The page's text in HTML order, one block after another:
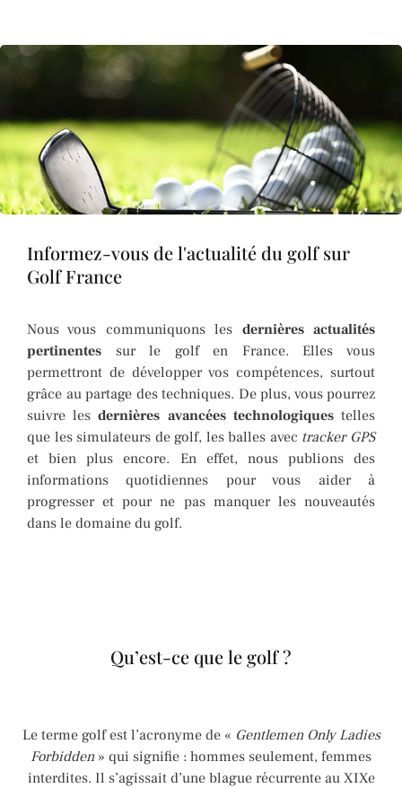
Informez-vous de l'actualité du golf sur
Golf France
Nous vous communiquons les dernières actualités
pertinentes sur le golf en France. Elles vous
permettront de développer vos compétences, surtout
grâce au partage des techniques. De plus, vous pourrez
suivre lesdernières avancées technologiquestelles
que les simulateurs de golf, les balles avec tracker GPS
et bien plus encore. En effet, nous publions des
informations quotidiennes pour vous aider à
progresser et pour ne pas manquer les nouveautés
dans le domaine du golf.
Qu’est-ce que le golf ?
Le terme golf est l’acronyme de « Gentlemen Only Ladies
Forbidden» qui signifie : hommes seulement, femmes
interdites. Il s’agissait d’une blague récurrente au XIXe